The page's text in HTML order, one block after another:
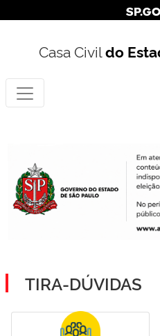
Casa Civildo
TIRA-DÚVIDAS